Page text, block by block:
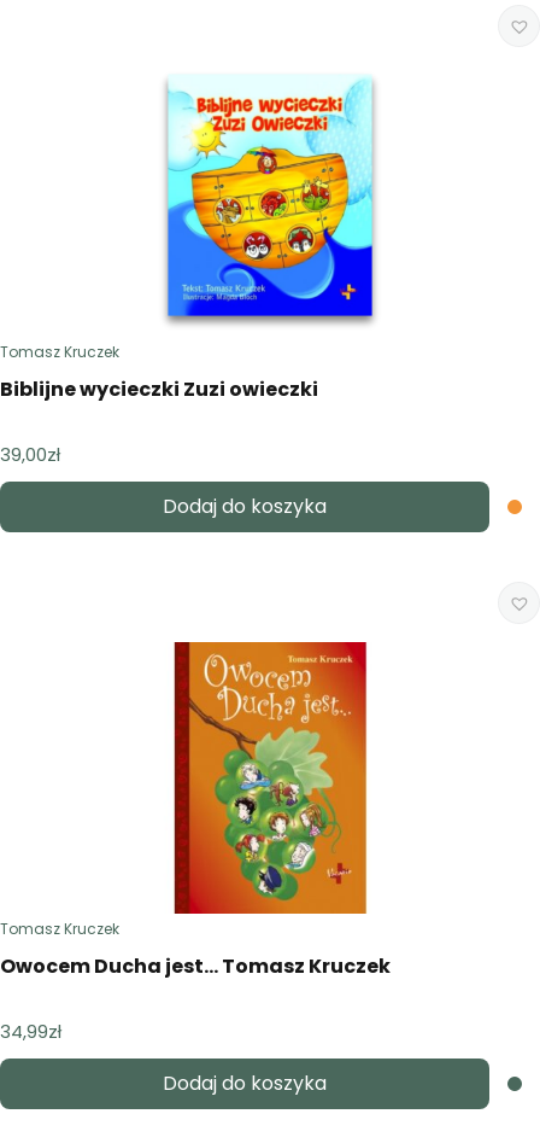
Tomasz Kruczek
Biblijne wycieczki Zuzi owieczki
39,00zł
Dodaj do koszyka
Tomasz Kruczek
Owocem Ducha jest… Tomasz Kruczek
34,99zł
Dodaj do koszyka